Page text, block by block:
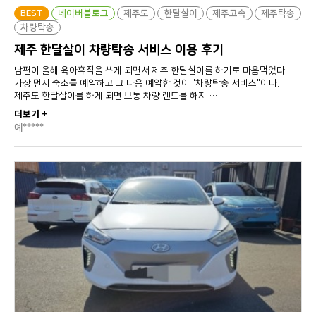
BEST 네이버블로그 제주도 한달살이 제주고속
제주탁송
차량탁송
제주 한달살이 차량탁송 서비스 이용 후기
남편이 올해 육아휴직을 쓰게 되면서 제주 한달살이를 하기로 마음먹었다.
가장 먼저 숙소를 예약하고 그 다음 예약한 것이 "차량탁송 서비스"이다.
제주도 한달살이를 하게 되면 보통 차량 렌트를 하지 …
더보기 +
예*****